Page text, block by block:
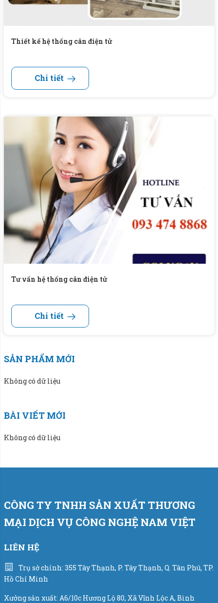
Thiết kế hệ thống cân điện tử
Chi tiết
Tư vấn hệ thống cân điện tử
Chi tiết
SẢN PHẨM MỚI
Không có dữ liệu
BÀI VIẾT MỚI
Không có dữ liệu
CÔNG TY TNHH SẢN XUẤT THƯƠNG
MẠI DỊCH VỤ CÔNG NGHỆ NAM VIỆT
LIÊN HỆ
Trụ sở chính: 355 Tây Thạnh, P. Tây Thạnh, Q. Tân Phú, TP.
Hồ Chí Minh
Xưởng sản xuất: A6/10c Hương Lộ 80, Xã Vĩnh Lộc A, Bình